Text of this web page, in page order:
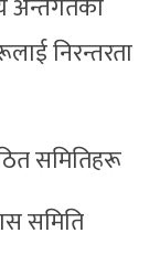
अन्तर्गतका
निरन्तरता
समितिहरू
समिति